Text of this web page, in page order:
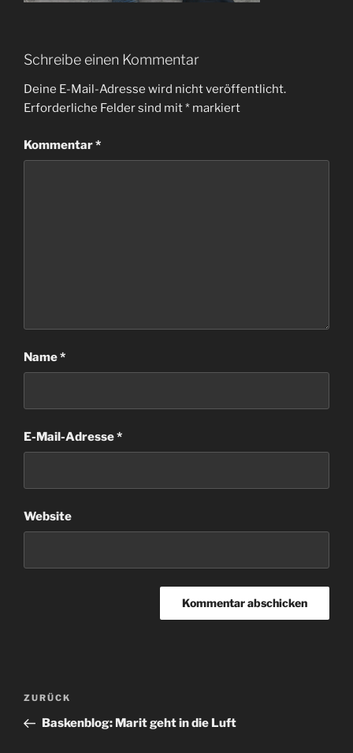
Schreibe einen Kommentar
Deine E-Mail-Adresse wird nicht veröffentlicht.
Erforderliche Felder sind mit* markiert
Kommentar*
Name*
E-Mail-Adresse*
Website
Beitragsnavigation
Vorheriger
Beitrag
ZURÜCK
Baskenblog: Marit geht in die Luft